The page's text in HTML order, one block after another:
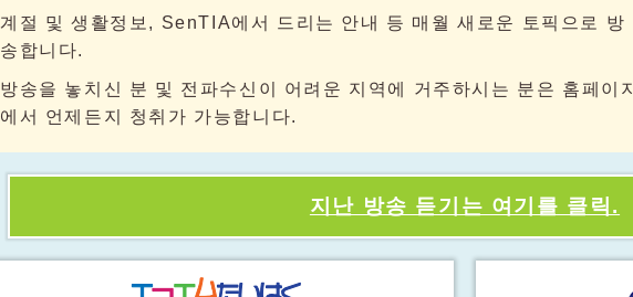
계절 및 생활정보, SenTIA에서 드리는 안내 등 매월 새로운 토픽으로 방
송합니다.
방송을 놓치신 분 및 전파수신이 어려운 지역에 거주하시는 분은 홈페이지
에서 언제든지 청취가 가능합니다.
지난 방송 듣기는 여기를 클릭.